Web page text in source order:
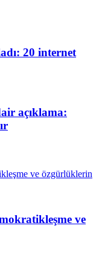
20 internet
açıklama:
ve